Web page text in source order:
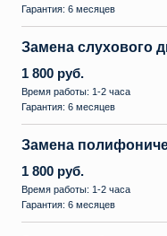
Гарантия: 6 месяцев
Замена слухового
1 800 руб.
Время работы: 1-2 часа
Гарантия: 6 месяцев
Замена
1 800 руб.
Время работы: 1-2 часа
Гарантия: 6 месяцев